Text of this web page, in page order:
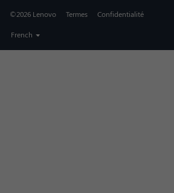
©2026 Lenovo Termes Confidentialité
French